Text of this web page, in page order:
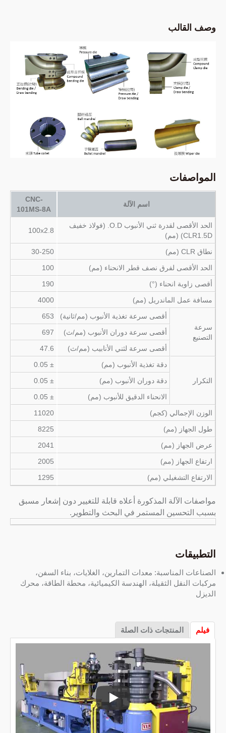
وصف القالب
المواصفات
اسم الآلة
CNC-
101MS-8A
الحد الأقصى لقدرة ثني الأنبوب O.D. (فولاذ خفيف
CLR1.5D) (مم)
100x2.8
نطاق CLR (مم)
30-250
الحد الأقصى لفرق نصف قطر الانحناء (مم)
100
أقصى زاوية انحناء (°)
190
مسافة عمل الماندريل (مم)
4000
سرعة
التصنيع
أقصى سرعة تغذية الأنبوب (مم/ثانية)
653
أقصى سرعة دوران الأنبوب (مم/ث)
697
أقصى سرعة لثني الأنابيب (مم/ث)
47.6
التكرار
دقة تغذية الأنبوب (مم)
± 0.05
دقة دوران الأنبوب (مم)
± 0.05
الانحناء الدقيق للأنبوب (مم)
± 0.05
الوزن الإجمالي (كجم)
11020
طول الجهاز (مم)
8225
عرض الجهاز (مم)
2041
ارتفاع الجهاز (مم)
2005
الارتفاع التشغيلي (مم)
1295
مواصفات الآلة المذكورة أعلاه قابلة للتغيير دون إشعار مسبق
بسبب التحسين المستمر في البحث والتطوير.
التطبيقات
الصناعات المناسبة: معدات التمارين، الغلايات، بناء السفن،
مركبات النقل الثقيلة، الهندسة الكيميائية، محطة الطاقة، محرك
الديزل
فيلم المنتجات ذات الصلة
آلة انحناء الأنابيب CNC